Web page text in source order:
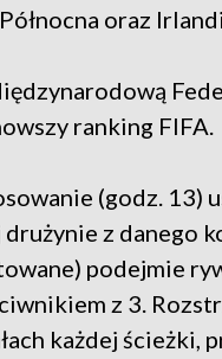
oraz
ranking FIFA.
(godz. 13)
z danego
podejmie
z 3.
każdej ścieżki,